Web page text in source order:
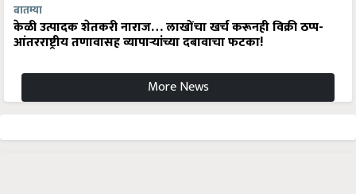
बातम्या
केळी उत्पादक शेतकरी नाराज… लाखोंचा खर्च करूनही विक्री ठप्प-
आंतरराष्ट्रीय तणावासह व्यापाऱ्यांच्या दबावाचा फटका!
More News